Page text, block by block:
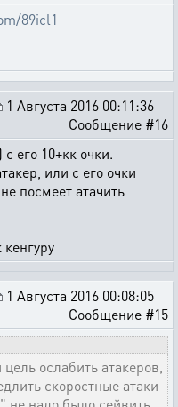
89icl1
1 Августа 2016 00:11:36
Сообщение #16
его 10+кк очки.
или с его очки
посмеет атачить
1 Августа 2016 00:08:05
Сообщение #15
цель ослабить атакеров,
скоростные атаки